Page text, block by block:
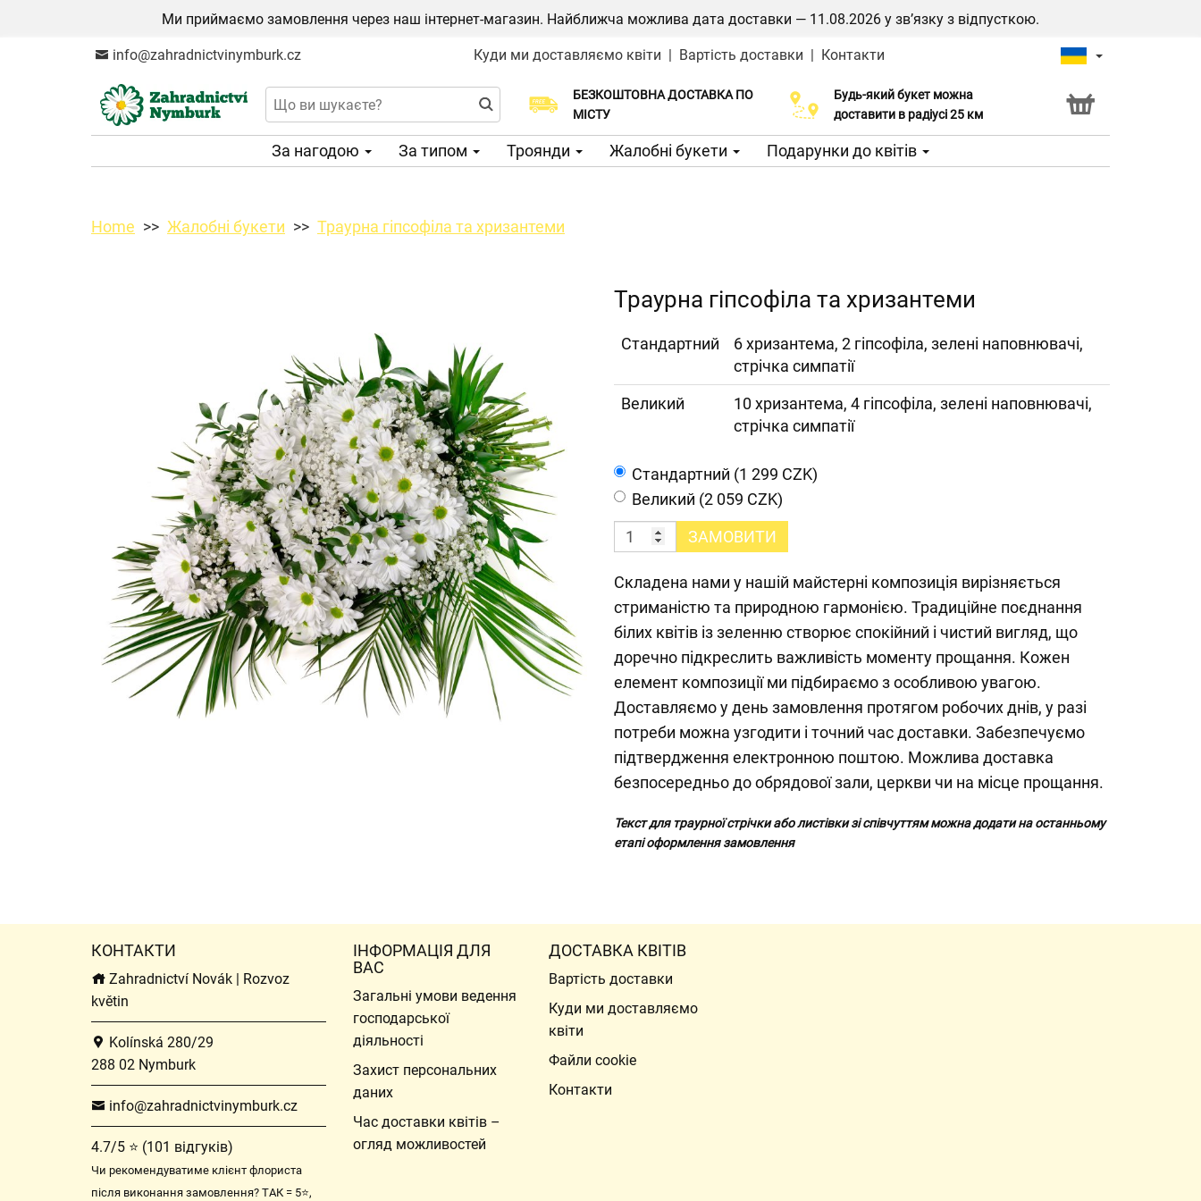
Ми приймаємо замовлення через наш інтернет-магазин. Найближча можлива дата доставки — 11.08.2026 у зв’язку з відпусткою.
info@zahradnictvinymburk.cz Куди ми доставляємо квіти | Вартість доставки | Контакти
БЕЗКОШТОВНА ДОСТАВКА ПО
МІСТУ
Виберіть дату доставки
Будь-який букет можна
доставити в радіусі 25 км
Послуга Click & Collect
За нагодою За типом Троянди Жалобні букети Подарунки до квітів
Home Жалобні букети Траурна гіпсофіла та хризантеми
Траурна гіпсофіла та хризантеми
Cтандартний
6 хризантема, 2 гіпсофіла, зелені наповнювачі,
стрічка симпатії
Великий
10 хризантема, 4 гіпсофіла, зелені наповнювачі,
стрічка симпатії
Cтандартний (1 299 CZK)
Великий (2 059 CZK)
ЗАМОВИТИ
Складена нами у нашій майстерні композиція вирізняється
стриманістю та природною гармонією. Традиційне поєднання
білих квітів із зеленню створює спокійний і чистий вигляд, що
доречно підкреслить важливість моменту прощання. Кожен
елемент композиції ми підбираємо з особливою увагою.
Доставляємо у день замовлення протягом робочих днів, у разі
потреби можна узгодити і точний час доставки. Забезпечуємо
підтвердження електронною поштою. Можлива доставка
безпосередньо до обрядової зали, церкви чи на місце прощання.
Текст для траурної стрічки або листівки зі співчуттям можна додати на останньому
етапі оформлення замовлення
КОНТАКТИ
Zahradnictví Novák | Rozvoz
květin
Kolínská 280/29
288 02 Nymburk
info@zahradnictvinymburk.cz
4.7/5 ⭐ (101 відгуків)
Чи рекомендуватиме клієнт флориста
після виконання замовлення? ТАК = 5⭐,
ІНФОРМАЦІЯ ДЛЯ
ВАС
Загальні умови ведення
господарської
діяльності
Захист персональних
даних
Час доставки квітів –
огляд можливостей
ДОСТАВКА КВІТІВ
Вартість доставки
Куди ми доставляємо
квіти
Файли cookie
Контакти